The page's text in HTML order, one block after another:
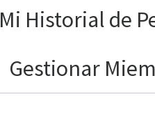
Mi Historial de
Gestionar